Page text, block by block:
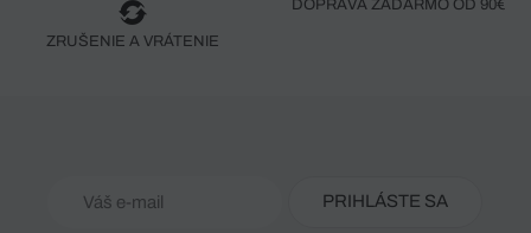
ZRUŠENIE A VRÁTENIE
DOPRAVA ZADARMO OD 90€
PRIHLÁSTE SA